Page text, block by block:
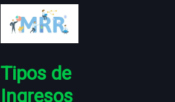
Tipos de
Ingresos